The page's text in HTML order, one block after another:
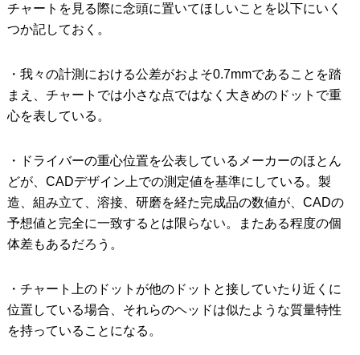
チャートを見る際に念頭に置いてほしいことを以下にいく
つか記しておく。
・我々の計測における公差がおよそ0.7mmであることを踏
まえ、チャートでは小さな点ではなく大きめのドットで重
心を表している。
・ドライバーの重心位置を公表しているメーカーのほとん
どが、CADデザイン上での測定値を基準にしている。製
造、組み立て、溶接、研磨を経た完成品の数値が、CADの
予想値と完全に一致するとは限らない。またある程度の個
体差もあるだろう。
・チャート上のドットが他のドットと接していたり近くに
位置している場合、それらのヘッドは似たような質量特性
を持っていることになる。